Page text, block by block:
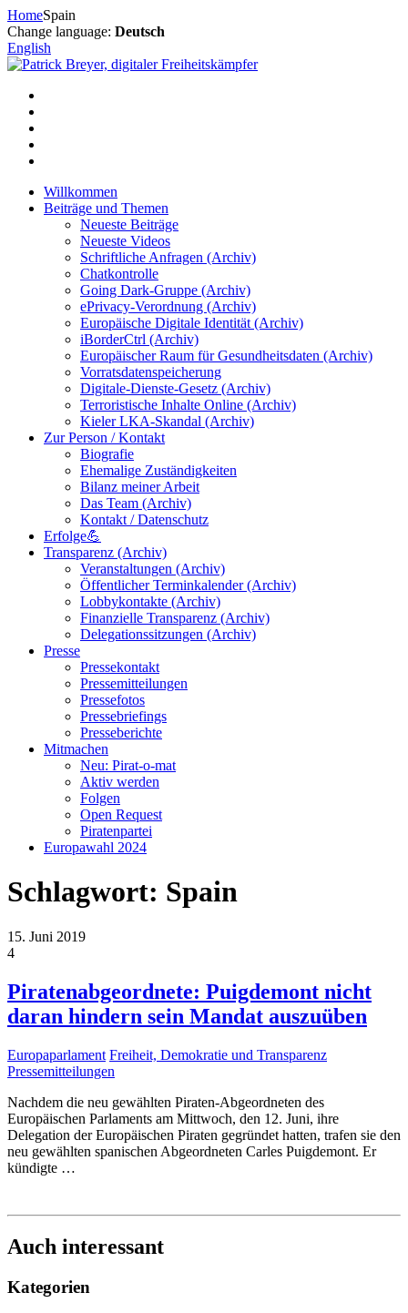
Zum
Inhalt
springen
HomeSpain
Change language: Deutsch
English
Willkommen
Beiträge und Themen
Neueste Beiträge
Neueste Videos
Schriftliche Anfragen (Archiv)
Chatkontrolle
Going Dark-Gruppe (Archiv)
ePrivacy-Verordnung (Archiv)
Europäische Digitale Identität (Archiv)
iBorderCtrl (Archiv)
Europäischer Raum für Gesundheitsdaten (Archiv)
Vorratsdatenspeicherung
Digitale-Dienste-Gesetz (Archiv)
Terroristische Inhalte Online (Archiv)
Kieler LKA-Skandal (Archiv)
Zur Person / Kontakt
Biografie
Ehemalige Zuständigkeiten
Bilanz meiner Arbeit
Das Team (Archiv)
Kontakt / Datenschutz
Erfolge💪
Transparenz (Archiv)
Veranstaltungen (Archiv)
Öffentlicher Terminkalender (Archiv)
Lobbykontakte (Archiv)
Finanzielle Transparenz (Archiv)
Delegationssitzungen (Archiv)
Presse
Pressekontakt
Pressemitteilungen
Pressefotos
Pressebriefings
Presseberichte
Mitmachen
Neu: Pirat-o-mat
Aktiv werden
Folgen
Open Request
Piratenpartei
Europawahl 2024
Schlagwort: Spain
15. Juni 2019
4
Piratenabgeordnete: Puigdemont nicht
daran hindern sein Mandat auszuüben
Europaparlament Freiheit, Demokratie und Transparenz
Pressemitteilungen
Nachdem die neu gewählten Piraten-Abgeordneten des
Europäischen Parlaments am Mittwoch, den 12. Juni, ihre
Delegation der Europäischen Piraten gegründet hatten, trafen sie den
neu gewählten spanischen Abgeordneten Carles Puigdemont. Er
kündigte …
Auch interessant
Kategorien